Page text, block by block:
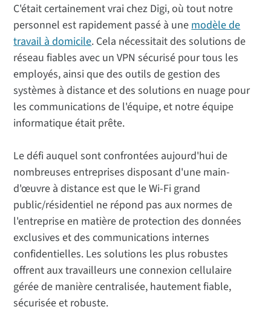
C'était certainement vrai chez Digi, où tout notre
personnel est rapidement passé à une modèle de
travail à domicile. Cela nécessitait des solutions de
réseau fiables avec un VPN sécurisé pour tous les
employés, ainsi que des outils de gestion des
systèmes à distance et des solutions en nuage pour
les communications de l'équipe, et notre équipe
informatique était prête.
Le défi auquel sont confrontées aujourd'hui de
nombreuses entreprises disposant d'une main-
d'œuvre à distance est que le Wi-Fi grand
public/résidentiel ne répond pas aux normes de
l'entreprise en matière de protection des données
exclusives et des communications internes
confidentielles. Les solutions les plus robustes
offrent aux travailleurs une connexion cellulaire
gérée de manière centralisée, hautement fiable,
sécurisée et robuste.